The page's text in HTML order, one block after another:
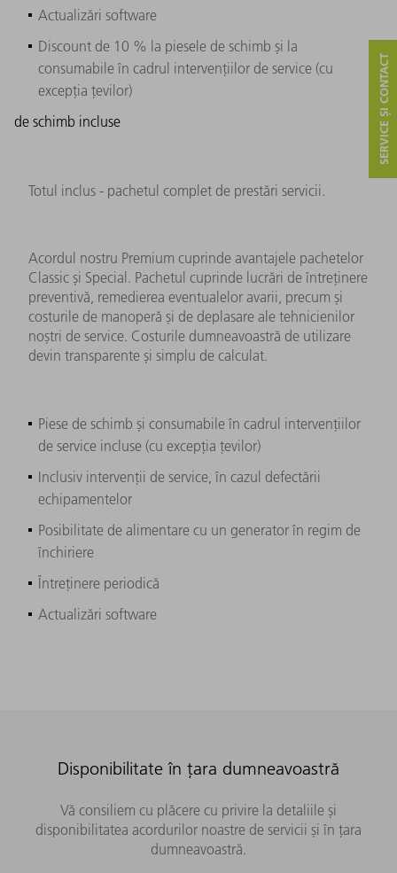
Actualizări software
Discount de 10 % la piesele de schimb și la
consumabile în cadrul intervențiilor de service (cu
excepția țevilor)
de schimb incluse
Totul inclus - pachetul complet de prestări servicii.
Acordul nostru Premium cuprinde avantajele pachetelor
Classic și Special. Pachetul cuprinde lucrări de întreținere
preventivă, remedierea eventualelor avarii, precum și
costurile de manoperă și de deplasare ale tehnicienilor
noștri de service. Costurile dumneavoastră de utilizare
devin transparente și simplu de calculat.
Piese de schimb și consumabile în cadrul intervențiilor
de service incluse (cu excepția țevilor)
Inclusiv intervenții de service, în cazul defectării
echipamentelor
Posibilitate de alimentare cu un generator în regim de
închiriere
Întreținere periodică
Actualizări software
Disponibilitate în țara dumneavoastră
Vă consiliem cu plăcere cu privire la detaliile și
disponibilitatea acordurilor noastre de servicii și în țara
dumneavoastră.
SERVICE ȘI CONTACT